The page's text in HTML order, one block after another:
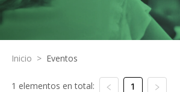
Inicio > Eventos
1 elementos en total: 1